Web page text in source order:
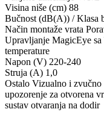
Visina niše (cm) 88
Bučnost (dB(A)) / Klasa
Način montaže vrata
Upravljanje MagicEye
temperature
Napon (V) 220-240
Struja (A) 1,0
Ostalo Vizualno i
upozorenje za otvorena
sustav otvaranja na dodir